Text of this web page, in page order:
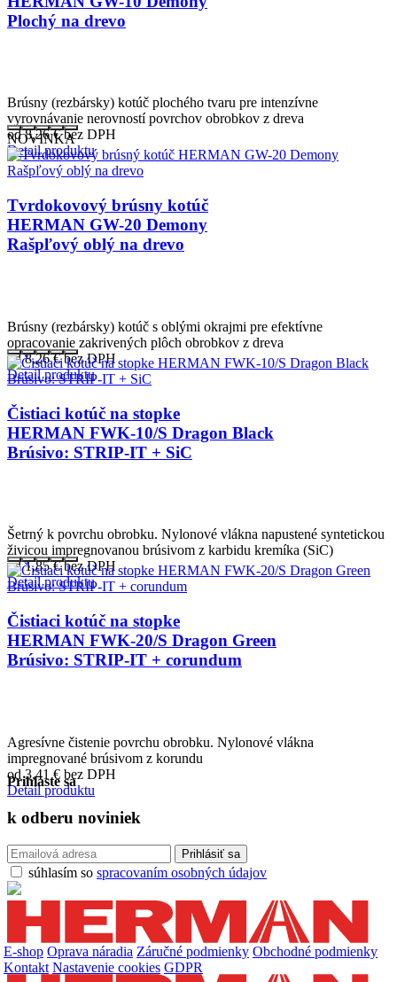
Plochý na drevo
Brúsny (rezbársky) kotúč plochého tvaru pre intenzívne
vyrovnávanie nerovností povrchov obrobkov z dreva
od 8,26€bez DPH
Detail produktu
NOVINKA
Tvrdokovový brúsny kotúč
HERMAN GW-20 Demony
Rašpľový oblý na drevo
Brúsny (rezbársky) kotúč s oblými okrajmi pre efektívne
opracovanie zakrivených plôch obrobkov z dreva
od 8,26€bez DPH
Detail produktu
Čistiaci kotúč na stopke
HERMAN FWK-10/S Dragon Black
Brúsivo: STRIP-IT + SiC
Šetrný k povrchu obrobku. Nylonové vlákna napustené syntetickou
živicou impregnovanou brúsivom z karbidu kremíka (SiC)
od 1,85€bez DPH
Detail produktu
Čistiaci kotúč na stopke
HERMAN FWK-20/S Dragon Green
Brúsivo: STRIP-IT + corundum
Agresívne čistenie povrchu obrobku. Nylonové vlákna
impregnované brúsivom z korundu
od 3,41€ bez DPH
Detail produktu
Prihláste sa
k odberu noviniek
súhlasím so spracovaním osobných údajov
E-shop Oprava náradia Záručné podmienky Obchodné podmienky
Kontakt Nastavenie cookies GDPR